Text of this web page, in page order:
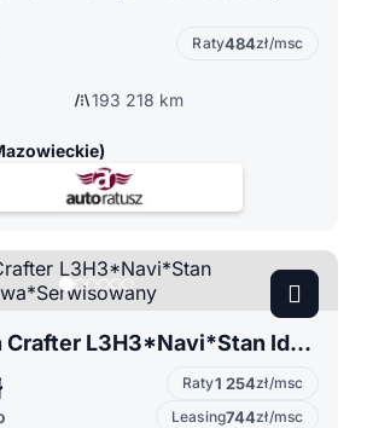
Raty484zł/msc
193 218 km
Volkswagen Crafter L3H3*Navi*Stan Idealny*Zabudowa*Serwisowany
Raty1 254zł/msc
Leasing744zł/msc